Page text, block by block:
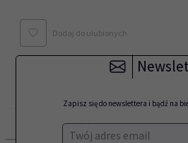
Dodaj do ulubionych
OPIS PRODUKTU
Zapisz się do newslettera i bądź na
Twój adres email